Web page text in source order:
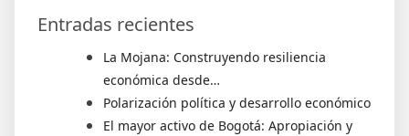
Entradas recientes
La Mojana: Construyendo resiliencia
económica desde…
Polarización política y desarrollo económico
El mayor activo de Bogotá: Apropiación y